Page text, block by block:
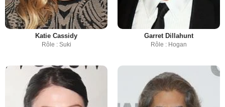
Katie Cassidy
Rôle : Suki
Garret Dillahunt
Rôle : Hogan